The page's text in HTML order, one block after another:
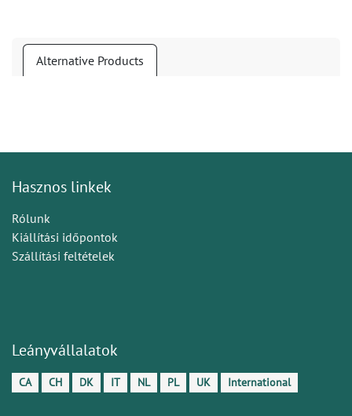
Alternative Products
Hasznos linkek
Rólunk
Kiállítási időpontok
Szállítási feltételek
Leányvállalatok
CA CH DK IT NL PL UK International